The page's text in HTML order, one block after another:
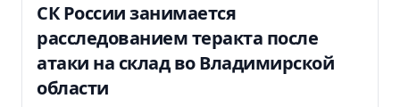
СК России занимается
расследованием теракта после
атаки на склад во Владимирской
области